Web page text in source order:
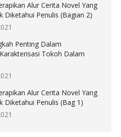
Alur Cerita Novel Yang
Diketahui Penulis (Bagian 2)
Penting Dalam
Tokoh Dalam
Alur Cerita Novel Yang
Diketahui Penulis (Bag 1)